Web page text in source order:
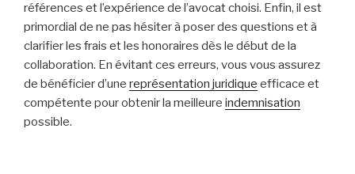
références et l’expérience de l’avocat choisi. Enfin, il est
primordial de ne pas hésiter à poser des questions et à
clarifier les frais et les honoraires dès le début de la
collaboration. En évitant ces erreurs, vous vous assurez
de bénéficier d’une représentation juridique efficace et
compétente pour obtenir la meilleure indemnisation
possible.